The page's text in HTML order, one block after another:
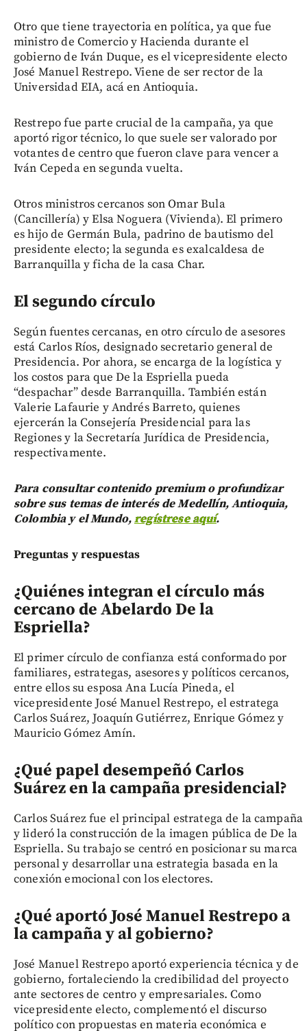
Otro que tiene trayectoria en política, ya que fue
ministro de Comercio y Hacienda durante el
gobierno de Iván Duque, es el vicepresidente electo
José Manuel Restrepo. Viene de ser rector de la
Universidad EIA, acá en Antioquia.
Restrepo fue parte crucial de la campaña, ya que
aportó rigor técnico, lo que suele ser valorado por
votantes de centro que fueron clave para vencer a
Iván Cepeda en segunda vuelta.
Otros ministros cercanos son Omar Bula
(Cancillería) y Elsa Noguera (Vivienda). El primero
es hijo de Germán Bula, padrino de bautismo del
presidente electo; la segunda es exalcaldesa de
Barranquilla y ficha de la casa Char.
El segundo círculo
Según fuentes cercanas, en otro círculo de asesores
está Carlos Ríos, designado secretario general de
Presidencia. Por ahora, se encarga de la logística y
los costos para que De la Espriella pueda
“despachar” desde Barranquilla. También están
Valerie Lafaurie y Andrés Barreto, quienes
ejercerán la Consejería Presidencial para las
Regiones y la Secretaría Jurídica de Presidencia,
respectivamente.
Para consultar contenido premium o profundizar
sobre sus temas de interés de Medellín, Antioquia,
Colombia y el Mundo,regístrese aquí.
Preguntas y respuestas
¿Quiénes integran el círculo más
cercano de Abelardo De la
Espriella?
El primer círculo de confianza está conformado por
familiares, estrategas, asesores y políticos cercanos,
entre ellos su esposa Ana Lucía Pineda, el
vicepresidente José Manuel Restrepo, el estratega
Carlos Suárez, Joaquín Gutiérrez, Enrique Gómez y
Mauricio Gómez Amín.
¿Qué papel desempeñó Carlos
Suárez en la campaña presidencial?
Carlos Suárez fue el principal estratega de la campaña
y lideró la construcción de la imagen pública de De la
Espriella. Su trabajo se centró en posicionar su marca
personal y desarrollar una estrategia basada en la
conexión emocional con los electores.
¿Qué aportó José Manuel Restrepo a
la campaña y al gobierno?
José Manuel Restrepo aportó experiencia técnica y de
gobierno, fortaleciendo la credibilidad del proyecto
ante sectores de centro y empresariales. Como
vicepresidente electo, complementó el discurso
político con propuestas en materia económica e